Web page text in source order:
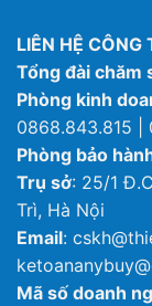
LIÊN HỆ
Tổng đài chăm
Phòng kinh
0868.843.815 |
Phòng bảo
Trụ sở: 25/1
Trì, Hà Nội
Email:
Mã số doanh